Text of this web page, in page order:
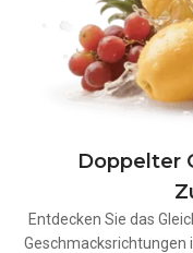
Doppelter
Entdecken Sie das
Geschmacksrichtungen